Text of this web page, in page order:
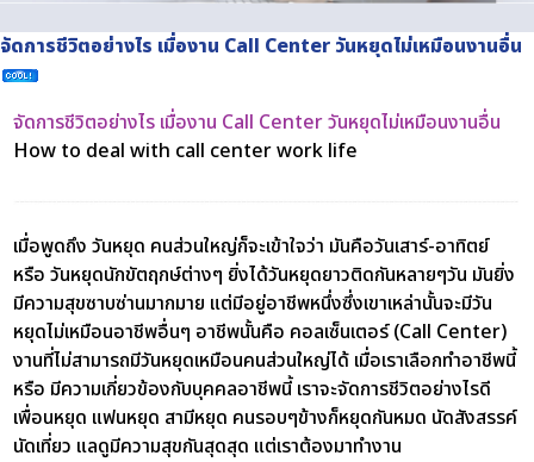
จัดการชีวิตอย่างไร เมื่องาน Call Center วันหยุดไม่เหมือนงานอื่น
จัดการชีวิตอย่างไร เมื่องาน Call Center วันหยุดไม่เหมือนงานอื่น
How to deal with call center work life
เมื่อพูดถึง วันหยุด คนส่วนใหญ่ก็จะเข้าใจว่า มันคือวันเสาร์-อาทิตย์
หรือ วันหยุดนักขัตฤกษ์ต่างๆ ยิ่งได้วันหยุดยาวติดกันหลายๆวัน มันยิ่ง
มีความสุขซาบซ่านมากมาย แต่มีอยู่อาชีพหนึ่งซึ่งเขาเหล่านั้นจะมีวัน
หยุดไม่เหมือนอาชีพอื่นๆ อาชีพนั้นคือ คอลเซ็นเตอร์ (Call Center)
งานที่ไม่สามารถมีวันหยุดเหมือนคนส่วนใหญ่ได้ เมื่อเราเลือกทำอาชีพนี้
หรือ มีความเกี่ยวข้องกับบุคคลอาชีพนี้ เราจะจัดการชีวิตอย่างไรดี
เพื่อนหยุด แฟนหยุด สามีหยุด คนรอบๆข้างก็หยุดกันหมด นัดสังสรรค์
นัดเที่ยว แลดูมีความสุขกันสุดสุด แต่เราต้องมาทำงาน